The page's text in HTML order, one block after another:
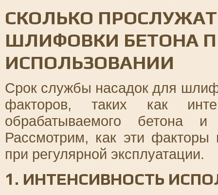
СКОЛЬКО
ШЛИФОВКИ БЕТОНА
ИСПОЛЬЗОВАНИИ
Срок службы насадок для
факторов, таких как
обрабатываемого бетона и
Рассмотрим, как эти факторы
при регулярной эксплуатации.
1. ИНТЕНСИВНОСТЬ